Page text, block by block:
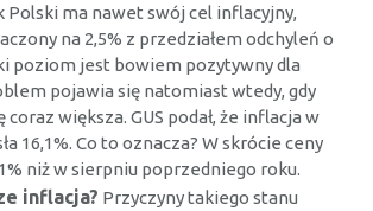
Polski ma nawet swój cel inflacyjny,
na 2,5% z przedziałem odchyleń o
poziom jest bowiem pozytywny dla
pojawia się natomiast wtedy, gdy
większa. GUS podał, że inflacja w
16,1%. Co to oznacza? W skrócie ceny
niż w sierpniu poprzedniego roku.
inflacja? Przyczyny takiego stanu